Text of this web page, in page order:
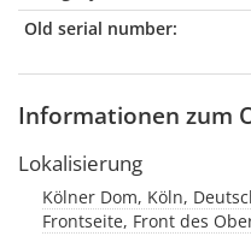
Old serial number:
Informationen zum
Lokalisierung
Kölner Dom, Köln,
Frontseite, Front des